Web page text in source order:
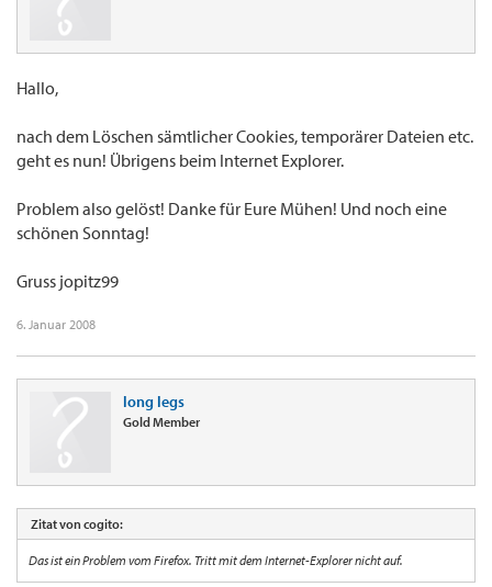
Hallo,
nach dem Löschen sämtlicher Cookies, temporärer Dateien etc.
geht es nun! Übrigens beim Internet Explorer.
Problem also gelöst! Danke für Eure Mühen! Und noch eine
schönen Sonntag!
Gruss jopitz99
6. Januar 2008
long legs
Gold Member
Zitat von cogito:
Das ist ein Problem vom Firefox. Tritt mit dem Internet-Explorer nicht auf.